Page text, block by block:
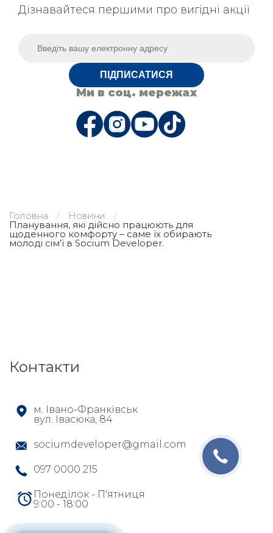
Дізнавайтеся першими про вигідні акції
ПІДПИСАТИСЯ
Ми в соц. мережах
Головна Новини
Планування, які дійсно працюють для
щоденного комфорту – саме їх обирають
молоді сім’ї в Socium Developer.
Контакти
м. Івано-Франківськ
вул. Івасюка, 84
sociumdeveloper@gmail.com
097 0000 215
Понеділок - П'ятниця
9:00 - 18:00